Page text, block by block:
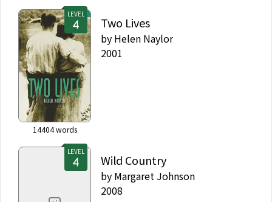
LEVEL
14404words
Two Lives
by Helen Naylor
2001
LEVEL
Wild Country
by Margaret Johnson
2008